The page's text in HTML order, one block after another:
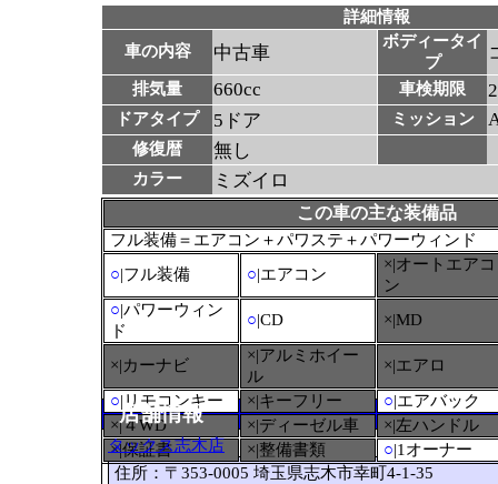
詳細情報
車の内容
中古車
ボディータイ
プ
排気量 660cc 車検期限
ドアタイプ 5ドア ミッション
修復暦 無し
カラー ミズイロ
この車の主な装備品
フル装備＝エアコン＋パワステ＋パワーウィンド
○|フル装備 ○|エアコン
×|オートエアコ
ン
○|パワーウィン
ド
○|CD ×|MD
×|カーナビ
×|アルミホイー
ル
×|エアロ
○|リモコンキー ×|キーフリー ○|エアバック
×|４WD
×|ディーゼル車
×|左ハンドル
×|保証書
×|整備書類 ○|1オーナー
店舗情報
タックス志木店
住所：〒353-0005 埼玉県志木市幸町4-1-35